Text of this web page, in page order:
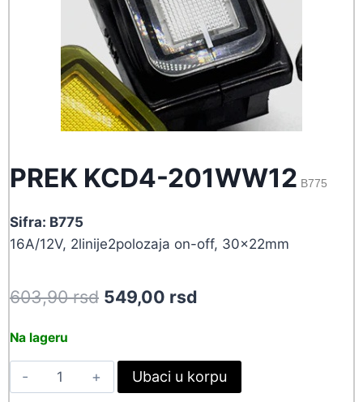
PREK KCD4-201WW12 B775
Sifra: B775
16A/12V, 2linije2polozaja on-off, 30x22mm
603,90rsd Original
603,90 rsd.
549,00 rsd
549,00 rsd.
Na lageru
PREK
KCD4-
Ubaci u korpu